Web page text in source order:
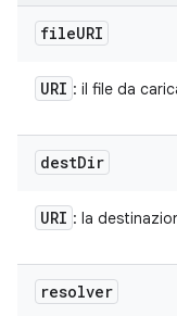
fileURI
URI : il file da
destDir
URI : la
resolver